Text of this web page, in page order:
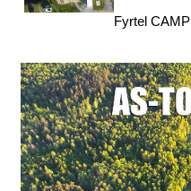
Fyrtel CAMP